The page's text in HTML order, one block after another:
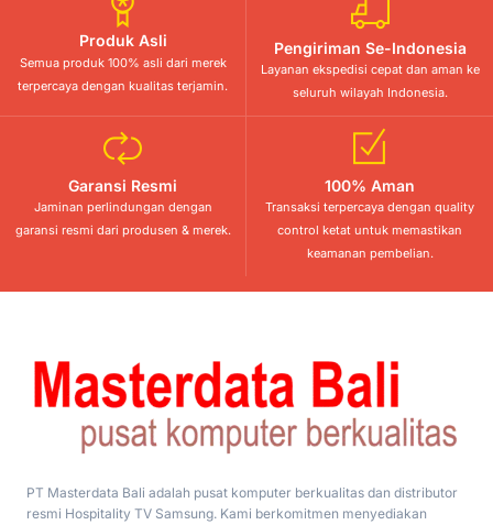
Produk Asli
Semua produk 100% asli dari merek
terpercaya dengan kualitas terjamin.
Pengiriman Se-Indonesia
Layanan ekspedisi cepat dan aman ke
seluruh wilayah Indonesia.
Garansi Resmi
Jaminan perlindungan dengan
garansi resmi dari produsen & merek.
100% Aman
Transaksi terpercaya dengan quality
control ketat untuk memastikan
keamanan pembelian.
PT Masterdata Bali adalah pusat komputer berkualitas dan distributor
resmi Hospitality TV Samsung. Kami berkomitmen menyediakan